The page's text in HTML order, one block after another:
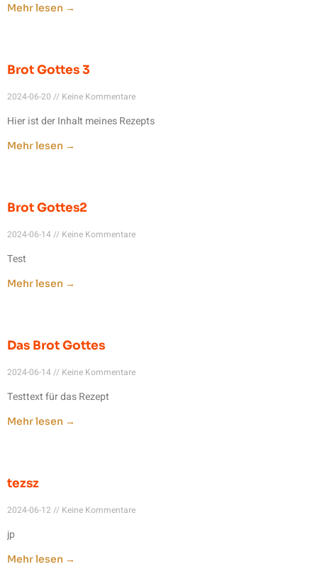
Mehr lesen →
Brot Gottes 3
2024-06-20 Keine Kommentare
Hier ist der Inhalt meines Rezepts
Mehr lesen →
Brot Gottes2
2024-06-14 Keine Kommentare
Test
Mehr lesen →
Das Brot Gottes
2024-06-14 Keine Kommentare
Testtext für das Rezept
Mehr lesen →
tezsz
2024-06-12 Keine Kommentare
jp
Mehr lesen →